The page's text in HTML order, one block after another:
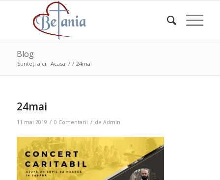
Blog
Sunteți aici: Acasa / / 24mai
24mai
11 mai 2019 / 0 Comentarii / de Admin